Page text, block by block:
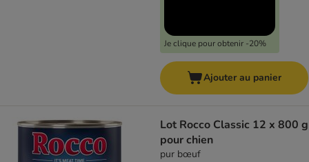
Je clique pour obtenir -20%
Ajouter au panier
Lot Rocco Classic 12 x 800 g
pour chien
pur bœuf